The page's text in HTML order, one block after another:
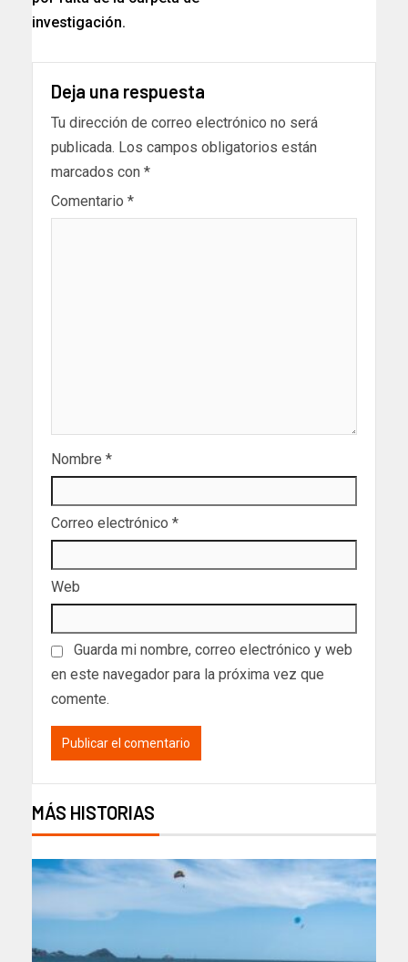
investigación.
Deja una respuesta
Tu dirección de correo electrónico no será
publicada. Los campos obligatorios están
marcados con *
Comentario *
Nombre *
Correo electrónico *
Web
Guarda mi nombre, correo electrónico y web
en este navegador para la próxima vez que
comente.
MÁS HISTORIAS